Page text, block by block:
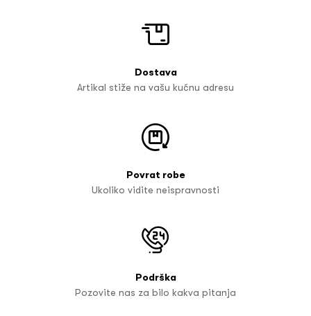
Dostava
Artikal stiže na vašu kućnu adresu
Povrat robe
Ukoliko vidite neispravnosti
Podrška
Pozovite nas za bilo kakva pitanja